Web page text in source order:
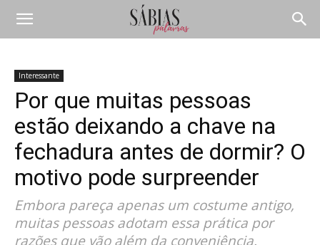
Interessante
Por que muitas pessoas
estão deixando a chave na
fechadura antes de dormir? O
motivo pode surpreender
Embora pareça apenas um costume antigo,
muitas pessoas adotam essa prática por
razões que vão além da conveniência.